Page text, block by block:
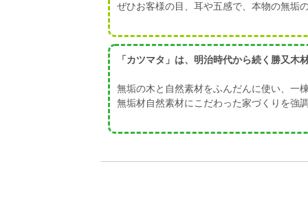
ぜひお客様の目、耳や五感で、本物の無垢
「カツマタ」は、明治時代から続く勝又木
無垢の木と自然素材をふんだんに使い、一
無垢材自然素材にこだわった家づくりを強